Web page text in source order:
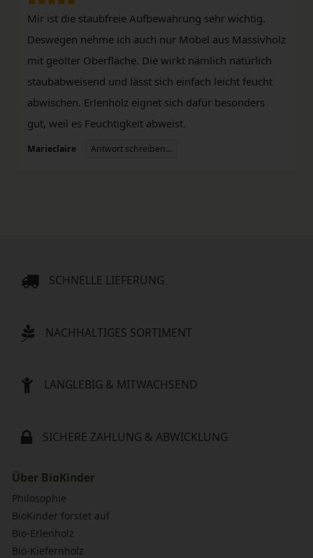
Mir ist die staubfreie Aufbewahrung sehr wichtig.
Deswegen nehme ich auch nur Möbel aus Massivholz
mit geölter Oberfläche. Die wirkt nämlich natürlich
staubabweisend und lässt sich einfach leicht feucht
abwischen. Erlenholz eignet sich dafür besonders
gut, weil es Feuchtigkeit abweist.
Marieclaire Antwort schreiben...
SCHNELLE LIEFERUNG
NACHHALTIGES SORTIMENT
LANGLEBIG & MITWACHSEND
SICHERE ZAHLUNG & ABWICKLUNG
Über BioKinder
Philosophie
BioKinder forstet auf
Bio-Erlenholz
Bio-Kiefernholz